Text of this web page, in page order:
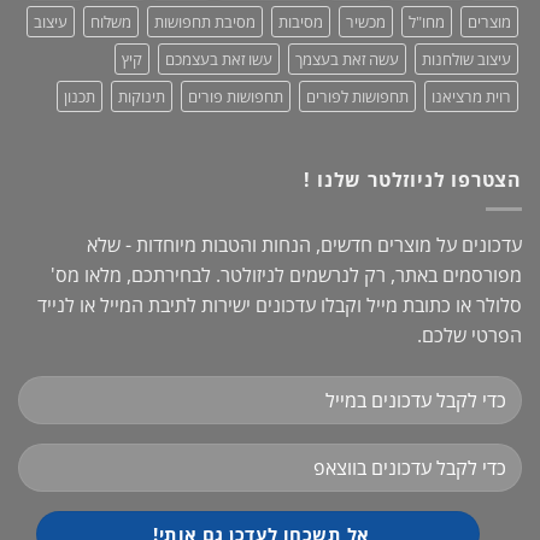
מוצרים
מחו"ל מכשיר מסיבות מסיבת תחפושות משלוח
עיצוב
עיצוב שולחנות
עשה זאת בעצמך עשו זאת בעצמכם
קיץ
רוית מרציאנו
תחפושות לפורים תחפושות פורים תינוקות תכנון
הצטרפו לניוזלטר שלנו !
עדכונים על מוצרים חדשים, הנחות והטבות מיוחדות - שלא
מפורסמים באתר, רק לנרשמים לניזולטר. לבחירתכם, מלאו מס'
סלולר או כתובת מייל וקבלו עדכונים ישירות לתיבת המייל או לנייד
הפרטי שלכם.